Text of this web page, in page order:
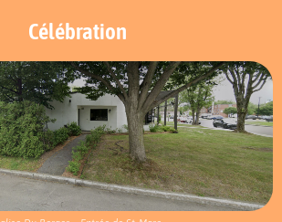
Célébration